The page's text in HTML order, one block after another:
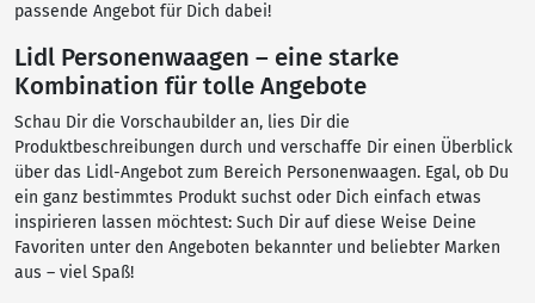
passende Angebot für Dich dabei!
Lidl Personenwaagen – eine starke
Kombination für tolle Angebote
Schau Dir die Vorschaubilder an, lies Dir die
Produktbeschreibungen durch und verschaffe Dir einen Überblick
über das Lidl-Angebot zum Bereich Personenwaagen. Egal, ob Du
ein ganz bestimmtes Produkt suchst oder Dich einfach etwas
inspirieren lassen möchtest: Such Dir auf diese Weise Deine
Favoriten unter den Angeboten bekannter und beliebter Marken
aus – viel Spaß!